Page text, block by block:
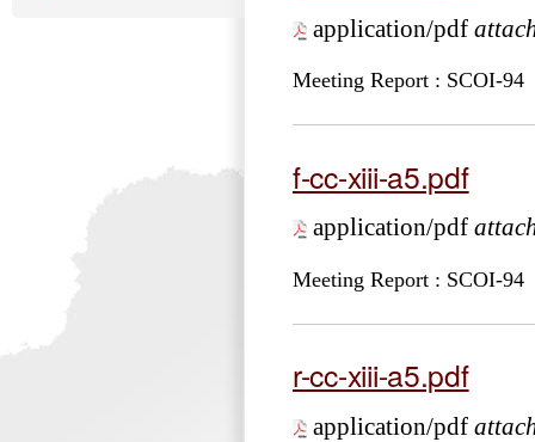
application/pdf
Meeting Report : SCOI-94
f-cc-xiii-a5.pdf
application/pdf
Meeting Report : SCOI-94
r-cc-xiii-a5.pdf
application/pdf